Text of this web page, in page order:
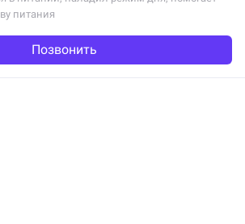
питания
Позвонить